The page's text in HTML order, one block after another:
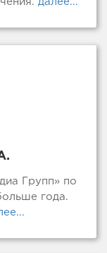
Групп» по
года.